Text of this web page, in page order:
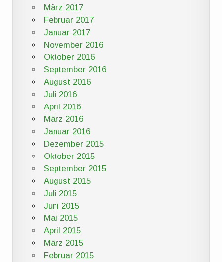
März 2017
Februar 2017
Januar 2017
November 2016
Oktober 2016
September 2016
August 2016
Juli 2016
April 2016
März 2016
Januar 2016
Dezember 2015
Oktober 2015
September 2015
August 2015
Juli 2015
Juni 2015
Mai 2015
April 2015
März 2015
Februar 2015